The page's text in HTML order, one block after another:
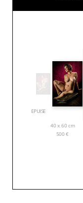
EPUISE
40 x 60 cm
500€